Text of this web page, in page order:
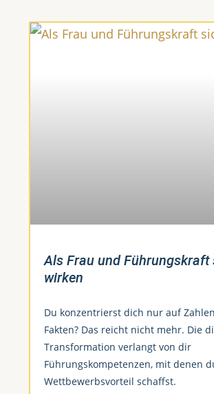
Als Frau und Führungskraft
wirken
Du konzentrierst dich nur auf
Fakten? Das reicht nicht mehr. Die
Transformation verlangt von dir
Führungskompetenzen, mit denen
Wettbewerbsvorteil schaffst.